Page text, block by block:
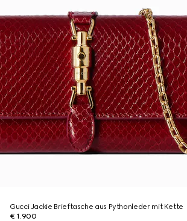
Gucci Jackie Brieftasche aus Pythonleder mit Kette
€ 1.900